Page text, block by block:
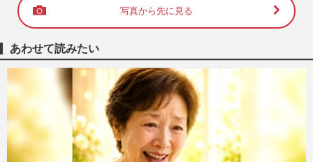
写真から先に見る
あわせて読みたい